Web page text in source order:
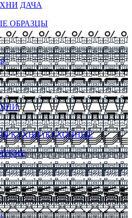
ДАЧА
ОБРАЗЦЫ
КУХНИ (КУХОННЫЕ